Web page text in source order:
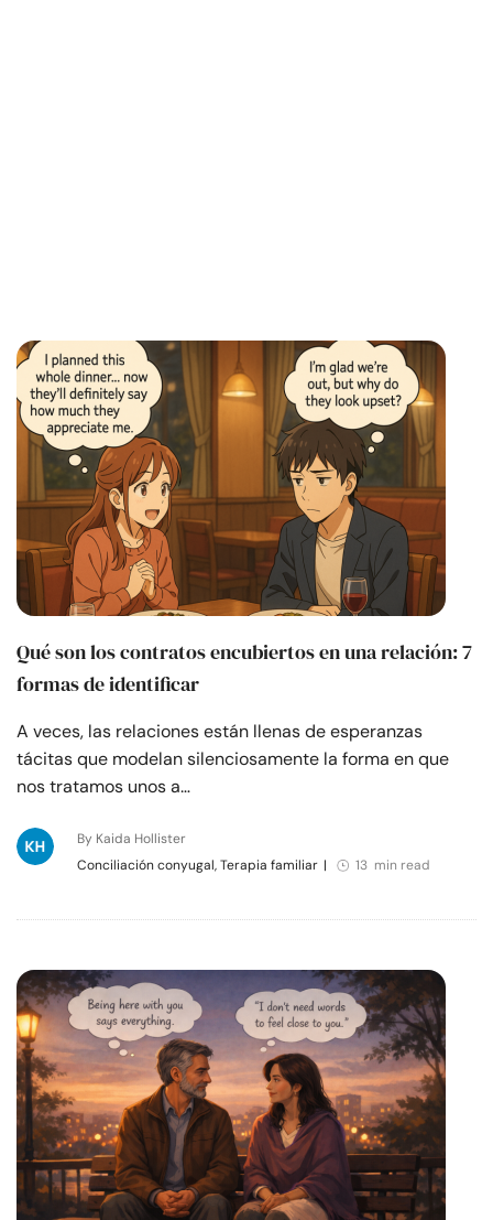
Qué son los contratos encubiertos en una relación: 7
formas de identificar
A veces, las relaciones están llenas de esperanzas
tácitas que modelan silenciosamente la forma en que
nos tratamos unos a…
By Kaida Hollister
Conciliación conyugal, Terapia familiar | 13 min read